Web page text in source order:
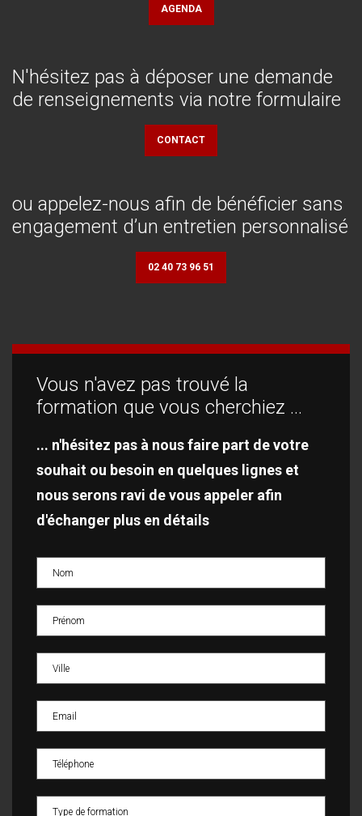
AGENDA
N'hésitez pas à déposer une demande
de renseignements via notre formulaire
CONTACT
ou appelez-nous afin de bénéficier sans
engagement d’un entretien personnalisé
02 40 73 96 51
Vous n'avez pas trouvé la
formation que vous cherchiez ...
... n'hésitez pas à nous faire part de votre
souhait ou besoin en quelques lignes et
nous serons ravi de vous appeler afin
d'échanger plus en détails